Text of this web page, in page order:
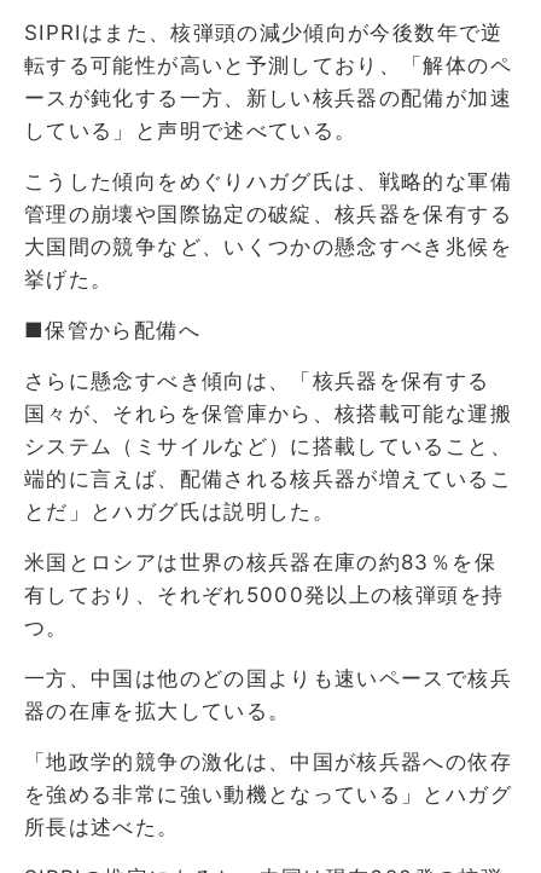
SIPRIはまた、核弾頭の減少傾向が今後数年で逆
転する可能性が高いと予測しており、「解体のペ
ースが鈍化する一方、新しい核兵器の配備が加速
している」と声明で述べている。
こうした傾向をめぐりハガグ氏は、戦略的な軍備
管理の崩壊や国際協定の破綻、核兵器を保有する
大国間の競争など、いくつかの懸念すべき兆候を
挙げた。
■保管から配備へ
さらに懸念すべき傾向は、「核兵器を保有する
国々が、それらを保管庫から、核搭載可能な運搬
システム（ミサイルなど）に搭載していること、
端的に言えば、配備される核兵器が増えているこ
とだ」とハガグ氏は説明した。
米国とロシアは世界の核兵器在庫の約83％を保
有しており、それぞれ5000発以上の核弾頭を持
つ。
一方、中国は他のどの国よりも速いペースで核兵
器の在庫を拡大している。
「地政学的競争の激化は、中国が核兵器への依存
を強める非常に強い動機となっている」とハガグ
所長は述べた。